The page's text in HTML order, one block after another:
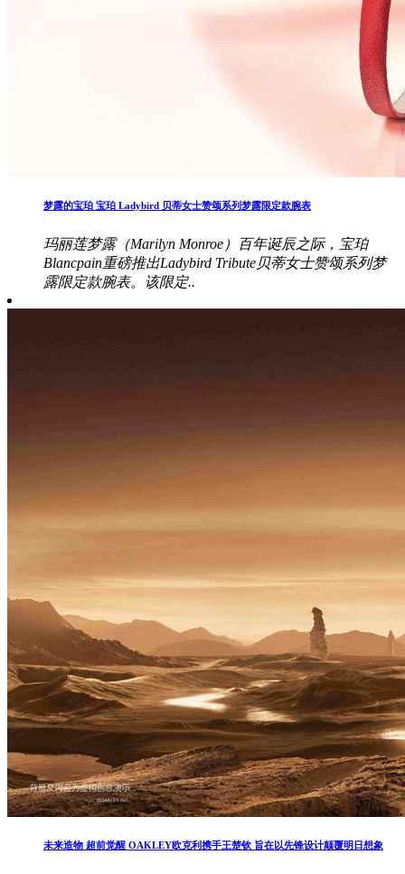
梦露的宝珀 宝珀 Ladybird 贝蒂女士赞颂系列梦露限定款腕表
玛丽莲梦露（Marilyn Monroe）百年诞辰之际，宝珀
Blancpain重磅推出Ladybird Tribute贝蒂女士赞颂系列梦
露限定款腕表。该限定..
未来造物 超前觉醒 OAKLEY欧克利携手王楚钦 旨在以先锋设计颠覆明日想象